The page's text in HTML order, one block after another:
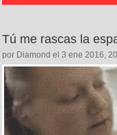
Tú me rascas la
por Diamond el 3 ene 2016,